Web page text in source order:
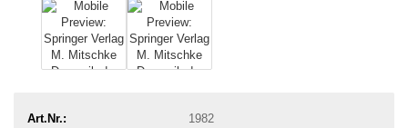
Art.Nr.:
1982